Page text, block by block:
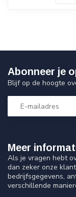
Meer
Als je vragen hebt
dan zeker onze
bedrijfsgegevens,
verschillende
Abonneer je
Blijf op de hoogte